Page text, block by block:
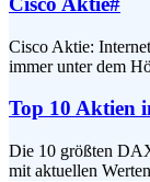
Cisco Aktie:
immer unter dem
Top 10 Aktien
Die 10 größten
mit aktuellen